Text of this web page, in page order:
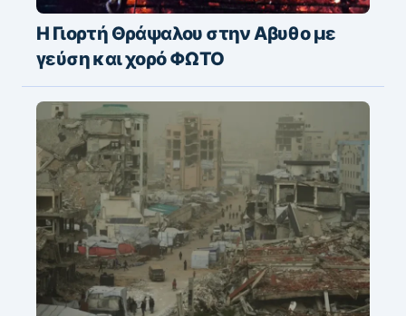
Η Γιορτή Θράψαλου στην Αβυθο με
γεύση και χορό ΦΩΤΟ